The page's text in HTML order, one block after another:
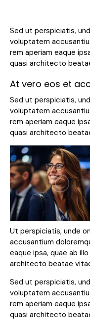
Sed ut perspiciatis,
voluptatem
rem aperiam eaque
quasi architecto
At vero eos et
Sed ut perspiciatis,
voluptatem
rem aperiam eaque
quasi architecto
Ut perspiciatis, unde
accusantium
eaque ipsa, quae ab
architecto beatae
Sed ut perspiciatis,
voluptatem
rem aperiam eaque
quasi architecto